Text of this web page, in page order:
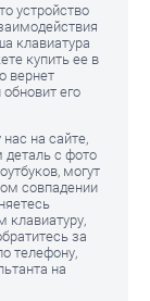
устройство
клавиатура
купить ее в
вернет
его
на сайте,
с фото
могут
совпадении
за
телефону,
на